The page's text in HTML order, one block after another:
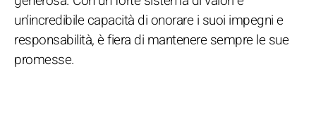
un'incredibile capacità di onorare i suoi impegni e
responsabilità, è fiera di mantenere sempre le sue
promesse.